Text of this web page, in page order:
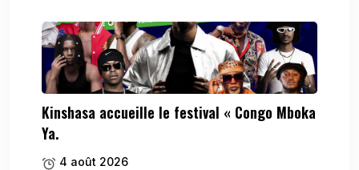
Kinshasa accueille le festival « Congo Mboka
Ya.
4 août 2026